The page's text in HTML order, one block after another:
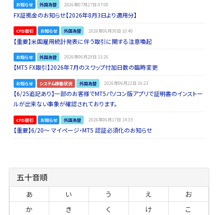
お知らせ 外国為替 2026年07月27日 07:00
FX証拠金のお知らせ【2026年8月3日より適用分】
CFD取引 お知らせ 外国為替 2026年06月30日 10:40
【重要】米国雇用統計発表に伴う取引に関する注意喚起
お知らせ 外国為替 2026年06月29日 13:26
【MT5 FX取引】2026年7月のスワップ付加日数の臨時変更
お知らせ システム稼動状況 外国為替 2026年06月22日 16:23
【6/25追記あり】一部のお客様でMT5パソコン版アプリで証明書のインストー
ルが出来ない事象が確認されております。
CFD取引 お知らせ 外国為替 2026年06月17日 14:35
【重要】6/20～ マイページ・MT5 認証必須化のお知らせ
五十音順
あ い う え
お
か
き く け
こ